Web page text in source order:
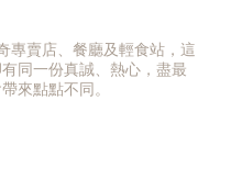
專賣店、餐廳及輕食站，這
同一份真誠、熱心，盡最
來點點不同。